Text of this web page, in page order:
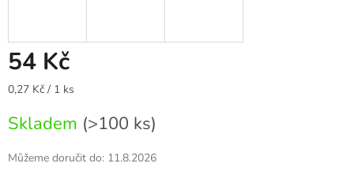
54 Kč
Měrná
0,27 Kč / 1 ks
Skladem (>100 ks)
Můžeme doručit do: 11.8.2026